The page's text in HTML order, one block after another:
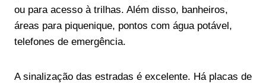
ou para acesso à trilhas. Além disso, banheiros,
áreas para piquenique, pontos com água potável,
telefones de emergência.
A sinalização das estradas é excelente. Há placas de